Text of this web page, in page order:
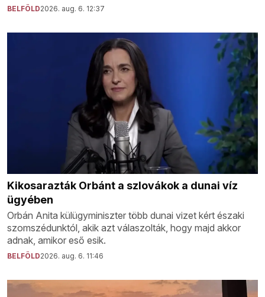
BELFÖLD2026. aug. 6. 12:37
Kikosarazták Orbánt a szlovákok a dunai víz
ügyében
Orbán Anita külügyminiszter több dunai vizet kért északi
szomszédunktól, akik azt válaszolták, hogy majd akkor
adnak, amikor eső esik.
BELFÖLD2026. aug. 6. 11:46